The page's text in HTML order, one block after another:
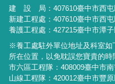
建 設 局： 407610臺中市西
新建工程處：407610臺中市西
養護工程處：427215臺中市潭
※養工處駐外單位地址及科室
所在位置，以免耽誤您寶貴的時
市六區工程隊：408009臺中市
山線工程隊：420012臺中市豐